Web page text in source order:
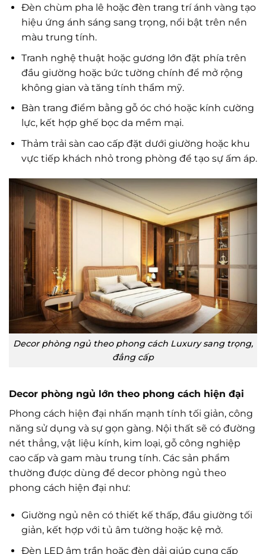
Đèn chùm pha lê hoặc đèn trang trí ánh vàng tạo
hiệu ứng ánh sáng sang trọng, nổi bật trên nền
màu trung tính.
Tranh nghệ thuật hoặc gương lớn đặt phía trên
đầu giường hoặc bức tường chính để mở rộng
không gian và tăng tính thẩm mỹ.
Bàn trang điểm bằng gỗ óc chó hoặc kính cường
lực, kết hợp ghế bọc da mềm mại.
Thảm trải sàn cao cấp đặt dưới giường hoặc khu
vực tiếp khách nhỏ trong phòng để tạo sự ấm áp.
Decor phòng ngủ theo phong cách Luxury sang trọng,
đẳng cấp
Decor phòng ngủ lớn theo phong cách hiện đại
Phong cách hiện đại nhấn mạnh tính tối giản, công
năng sử dụng và sự gọn gàng. Nội thất sẽ có đường
nét thẳng, vật liệu kính, kim loại, gỗ công nghiệp
cao cấp và gam màu trung tính. Các sản phẩm
thường được dùng để decor phòng ngủ theo
phong cách hiện đại như:
Giường ngủ nên có thiết kế thấp, đầu giường tối
giản, kết hợp với tủ âm tường hoặc kệ mở.
Đèn LED âm trần hoặc đèn dải giúp cung cấp